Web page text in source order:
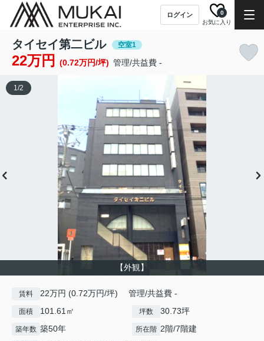
ログイン
お気に入り
0
タイセイ第二ビル 空室1
22万円 (0.72万円/坪) 管理/共益費 -
【外観】
1/2
賃料 22万円 (0.72万円/坪) 管理/共益費 -
面積 101.61㎡ 坪数 30.73坪
築年数 築50年 所在階 2階/7階建